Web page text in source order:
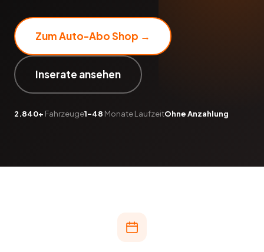
Zum Auto-Abo Shop →
Inserate ansehen
2.840+ Fahrzeuge1–48 Monate LaufzeitOhne Anzahlung